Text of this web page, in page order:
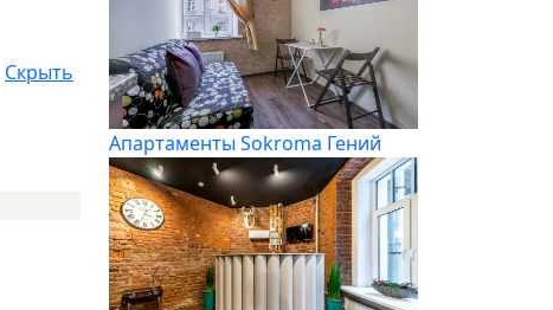
Скрыть
Апартаменты Sokroma Гений